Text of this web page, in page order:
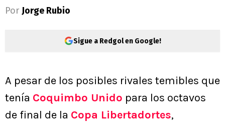
Por Jorge Rubio
Sigue a Redgol en Google!
A pesar de los posibles rivales temibles que
tenía Coquimbo Unido para los octavos
de final de la Copa Libertadortes,